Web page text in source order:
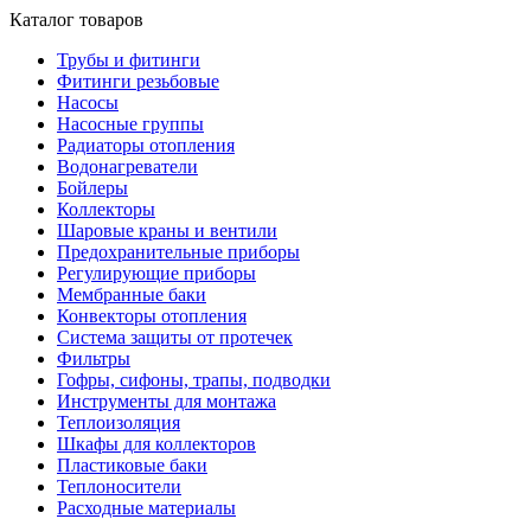
Каталог товаров
Трубы и фитинги
Фитинги резьбовые
Насосы
Насосные группы
Радиаторы отопления
Водонагреватели
Бойлеры
Коллекторы
Шаровые краны и вентили
Предохранительные приборы
Регулирующие приборы
Мембранные баки
Конвекторы отопления
Система защиты от протечек
Фильтры
Гофры, сифоны, трапы, подводки
Инструменты для монтажа
Теплоизоляция
Шкафы для коллекторов
Пластиковые баки
Теплоносители
Расходные материалы